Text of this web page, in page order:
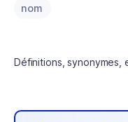
nom
Définitions, synonymes,